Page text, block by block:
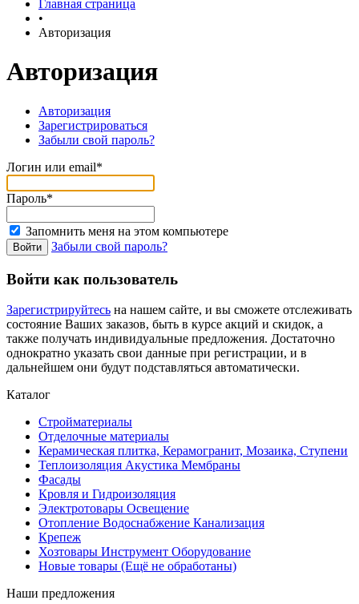
Главная страница
•
Авторизация
Авторизация
Авторизация
Зарегистрироваться
Забыли свой пароль?
Логин или email*
Пароль*
Запомнить меня на этом компьютере
Забыли свой пароль?
Войти как пользователь
Зарегистрируйтесь на нашем сайте, и вы сможете отслеживать
состояние Ваших заказов, быть в курсе акций и скидок, а
также получать индивидуальные предложения. Достаточно
однократно указать свои данные при регистрации, и в
дальнейшем они будут подставляться автоматически.
Каталог
Стройматериалы
Отделочные материалы
Керамическая плитка, Керамогранит, Мозаика, Ступени
Теплоизоляция Акустика Мембраны
Фасады
Кровля и Гидроизоляция
Электротовары Освещение
Отопление Водоснабжение Канализация
Крепеж
Хозтовары Инструмент Оборудование
Новые товары (Ещё не обработаны)
Наши предложения